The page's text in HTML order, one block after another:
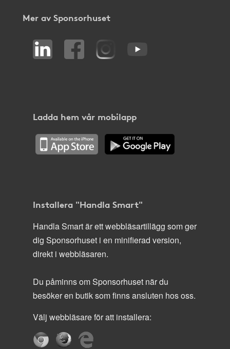
Mer av Sponsorhuset
Ladda hem vår mobilapp
Installera "Handla Smart"
Handla Smart är ett webbläsartillägg som ger
dig Sponsorhuset i en minifierad version,
direkt i webbläsaren.
Du påminns om Sponsorhuset när du
besöker en butik som finns ansluten hos oss.
Välj webbläsare för att installera: